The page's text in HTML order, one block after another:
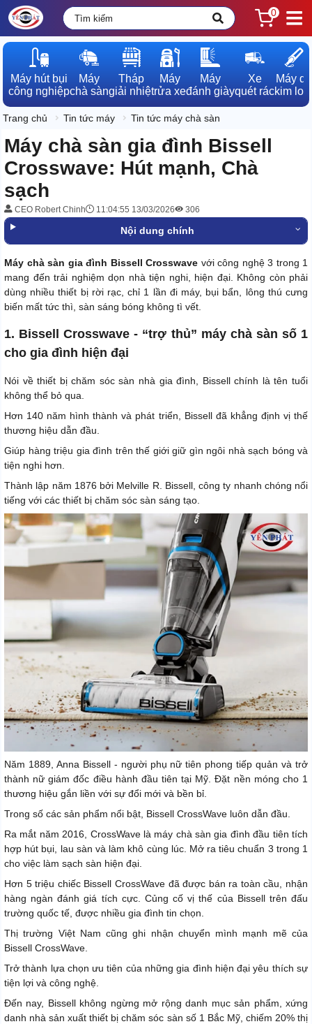
0
Máy hút bụi
công nghiệp
Máy
chà sàn
Tháp
giải nhiệt
Máy
rửa xe
Máy
đánh giày
Xe
quét rác
Máy dò
kim loại
Trang chủ Tin tức máy Tin tức máy chà sàn
Máy chà sàn gia đình Bissell
Crosswave: Hút mạnh, Chà
sạch
CEO Robert Chinh 11:04:55 13/03/2026 306
Nội dung chính
Máy chà sàn gia đình Bissell Crosswave với công nghệ 3 trong 1
mang đến trải nghiệm dọn nhà tiện nghi, hiện đại. Không còn phải
dùng nhiều thiết bị rời rạc, chỉ 1 lần đi máy, bụi bẩn, lông thú cưng
biến mất tức thì, sàn sáng bóng không tì vết.
1. Bissell Crosswave - “trợ thủ” máy chà sàn số 1
cho gia đình hiện đại
Nói về thiết bị chăm sóc sàn nhà gia đình, Bissell chính là tên tuổi
không thể bỏ qua.
Hơn 140 năm hình thành và phát triển, Bissell đã khẳng định vị thế
thương hiệu dẫn đầu.
Giúp hàng triệu gia đình trên thế giới giữ gìn ngôi nhà sạch bóng và
tiện nghi hơn.
Thành lập năm 1876 bởi Melville R. Bissell, công ty nhanh chóng nổi
tiếng với các thiết bị chăm sóc sàn sáng tạo.
Năm 1889, Anna Bissell - người phụ nữ tiên phong tiếp quản và trở
thành nữ giám đốc điều hành đầu tiên tại Mỹ. Đặt nền móng cho 1
thương hiệu gắn liền với sự đổi mới và bền bỉ.
Trong số các sản phẩm nổi bật, Bissell CrossWave luôn dẫn đầu.
Ra mắt năm 2016, CrossWave là máy chà sàn gia đình đầu tiên tích
hợp hút bụi, lau sàn và làm khô cùng lúc. Mở ra tiêu chuẩn 3 trong 1
cho việc làm sạch sàn hiện đại.
Hơn 5 triệu chiếc Bissell CrossWave đã được bán ra toàn cầu, nhận
hàng ngàn đánh giá tích cực. Củng cố vị thế của Bissell trên đấu
trường quốc tế, được nhiều gia đình tin chọn.
Thị trường Việt Nam cũng ghi nhận chuyển mình mạnh mẽ của
Bissell CrossWave.
Trở thành lựa chọn ưu tiên của những gia đình hiện đại yêu thích sự
tiện lợi và công nghệ.
Đến nay, Bissell không ngừng mở rộng danh mục sản phẩm, xứng
danh nhà sản xuất thiết bị chăm sóc sàn số 1 Bắc Mỹ, chiếm 20% thị